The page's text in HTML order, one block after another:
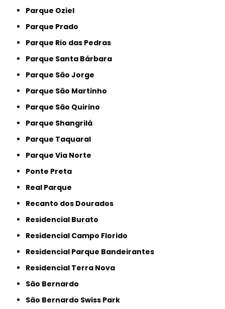
Parque Oziel
Parque Prado
Parque Rio das Pedras
Parque Santa Bárbara
Parque São Jorge
Parque São Martinho
Parque São Quirino
Parque Shangrilá
Parque Taquaral
Parque Via Norte
Ponte Preta
Real Parque
Recanto dos Dourados
Residencial Burato
Residencial Campo Florido
Residencial Parque Bandeirantes
Residencial Terra Nova
São Bernardo
São Bernardo Swiss Park